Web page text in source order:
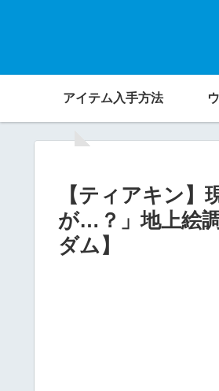
アイテム入手方法
【ティアキン
が…？」地上絵
ダム】